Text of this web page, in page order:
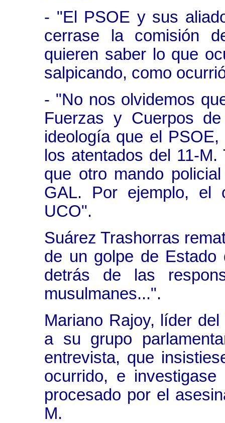
- "El PSOE y sus
cerrase la comisión
quieren saber lo que
salpicando, como
- "No nos olvidemos
Fuerzas y Cuerpos
ideología que el
los atentados del 11-
que otro mando
GAL. Por ejemplo, el
UCO".
Suárez Trashorras
de un golpe de Estado
detrás de las
musulmanes...".
Mariano Rajoy, líder
a su grupo
entrevista, que
ocurrido, e
procesado por el
M.